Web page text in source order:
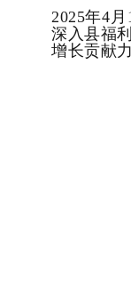
2025年4
深入县福利
增长贡献力